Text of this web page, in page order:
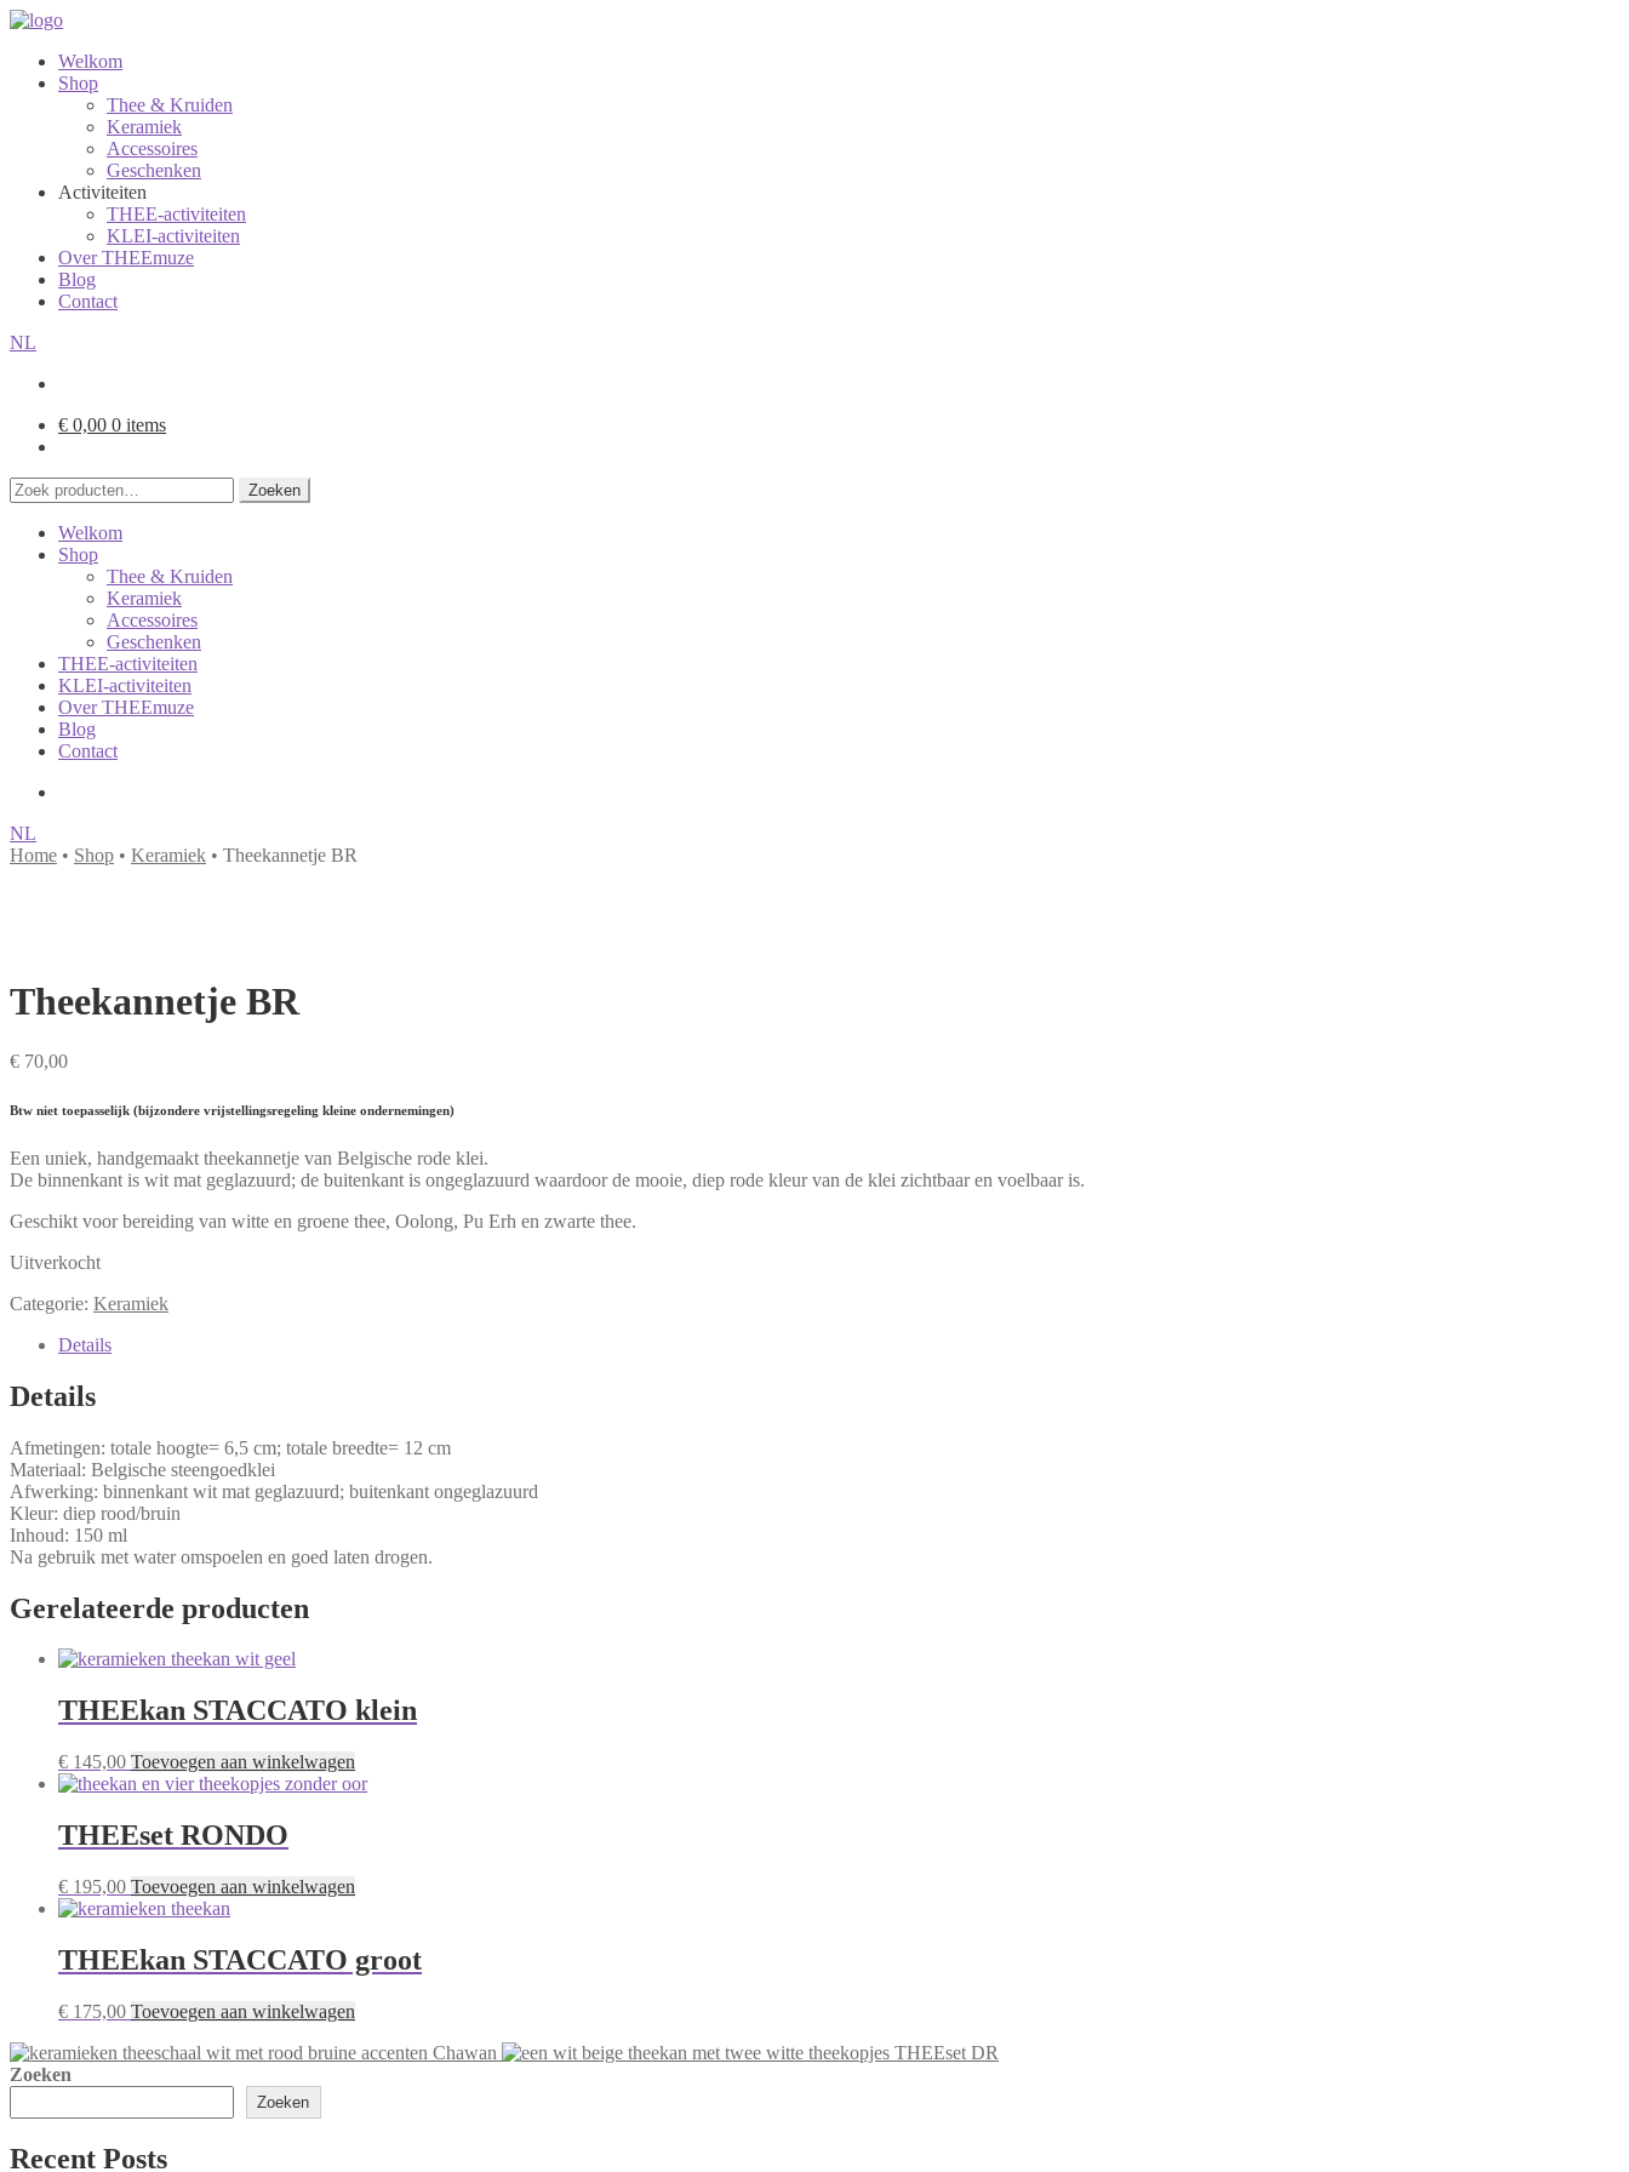
Welkom
Shop
Thee & Kruiden
Keramiek
Accessoires
Geschenken
Activiteiten
THEE-activiteiten
KLEI-activiteiten
Over THEEmuze
Blog
Contact
NL
€ 0,00 0 items
Zoeken
naar:
Zoeken
Welkom
Shop
Thee & Kruiden
Keramiek
Accessoires
Geschenken
THEE-activiteiten
KLEI-activiteiten
Over THEEmuze
Blog
Contact
NL
Home • Shop • Keramiek • Theekannetje BR
Theekannetje BR
€ 70,00
Btw niet toepasselijk (bijzondere vrijstellingsregeling kleine ondernemingen)
Een uniek, handgemaakt theekannetje van Belgische rode klei.
De binnenkant is wit mat geglazuurd; de buitenkant is ongeglazuurd waardoor de mooie, diep rode kleur van de klei zichtbaar en voelbaar is.
Geschikt voor bereiding van witte en groene thee, Oolong, Pu Erh en zwarte thee.
Uitverkocht
Categorie: Keramiek
Details
Details
Afmetingen: totale hoogte= 6,5 cm; totale breedte= 12 cm
Materiaal: Belgische steengoedklei
Afwerking: binnenkant wit mat geglazuurd; buitenkant ongeglazuurd
Kleur: diep rood/bruin
Inhoud: 150 ml
Na gebruik met water omspoelen en goed laten drogen.
Gerelateerde producten
THEEkan STACCATO klein
€ 145,00 Toevoegen aan winkelwagen
THEEset RONDO
€ 195,00 Toevoegen aan winkelwagen
THEEkan STACCATO groot
€ 175,00 Toevoegen aan winkelwagen
Chawan
THEEset DR
Zoeken
Zoeken
Recent Posts